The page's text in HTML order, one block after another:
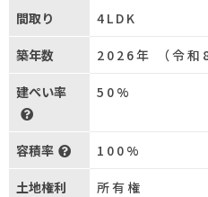
間取り 4LDK
築年数 2026年 （令和
建ぺい率 50%
容積率 100%
土地権利 所有権